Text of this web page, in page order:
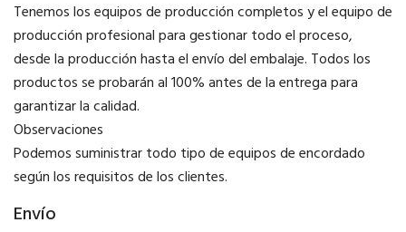
Tenemos los equipos de producción completos y el equipo de
producción profesional para gestionar todo el proceso,
desde la producción hasta el envío del embalaje. Todos los
productos se probarán al 100% antes de la entrega para
garantizar la calidad.
Observaciones
Podemos suministrar todo tipo de equipos de encordado
según los requisitos de los clientes.
Envío